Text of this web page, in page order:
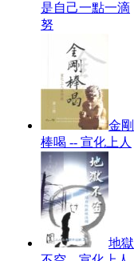
是自己一點一滴
努
金剛
棒喝 -- 宣化上人
地獄